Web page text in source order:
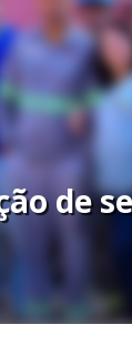
de